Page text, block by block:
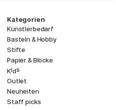
Kategorien
Künstlerbedarf
Basteln & Hobby
Stifte
Papier & Blöcke
Kids
Outlet
Neuheiten
Staff picks